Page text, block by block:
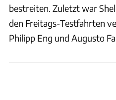
bestreiten. Zuletzt war
den Freitags-Testfahrten
Philipp Eng und Augusto